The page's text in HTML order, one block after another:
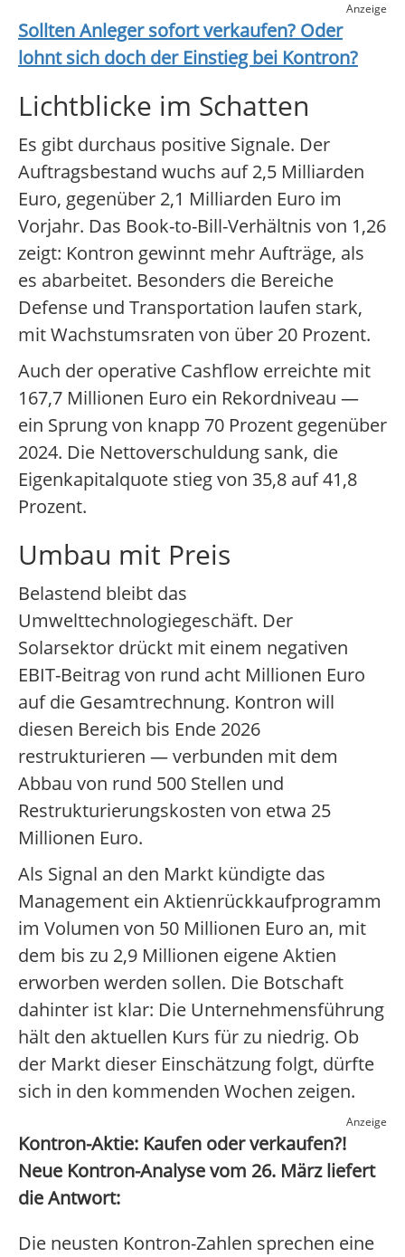
Anzeige
Sollten Anleger sofort verkaufen? Oder
lohnt sich doch der Einstieg bei Kontron?
Lichtblicke im Schatten
Es gibt durchaus positive Signale. Der
Auftragsbestand wuchs auf 2,5 Milliarden
Euro, gegenüber 2,1 Milliarden Euro im
Vorjahr. Das Book-to-Bill-Verhältnis von 1,26
zeigt: Kontron gewinnt mehr Aufträge, als
es abarbeitet. Besonders die Bereiche
Defense und Transportation laufen stark,
mit Wachstumsraten von über 20 Prozent.
Auch der operative Cashflow erreichte mit
167,7 Millionen Euro ein Rekordniveau —
ein Sprung von knapp 70 Prozent gegenüber
2024. Die Nettoverschuldung sank, die
Eigenkapitalquote stieg von 35,8 auf 41,8
Prozent.
Umbau mit Preis
Belastend bleibt das
Umwelttechnologiegeschäft. Der
Solarsektor drückt mit einem negativen
EBIT-Beitrag von rund acht Millionen Euro
auf die Gesamtrechnung. Kontron will
diesen Bereich bis Ende 2026
restrukturieren — verbunden mit dem
Abbau von rund 500 Stellen und
Restrukturierungskosten von etwa 25
Millionen Euro.
Als Signal an den Markt kündigte das
Management ein Aktienrückkaufprogramm
im Volumen von 50 Millionen Euro an, mit
dem bis zu 2,9 Millionen eigene Aktien
erworben werden sollen. Die Botschaft
dahinter ist klar: Die Unternehmensführung
hält den aktuellen Kurs für zu niedrig. Ob
der Markt dieser Einschätzung folgt, dürfte
sich in den kommenden Wochen zeigen.
Anzeige
Kontron-Aktie: Kaufen oder verkaufen?!
Neue Kontron-Analyse vom 26. März liefert
die Antwort:
Die neusten Kontron-Zahlen sprechen eine